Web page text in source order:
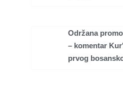
Održana
– komentar
prvog